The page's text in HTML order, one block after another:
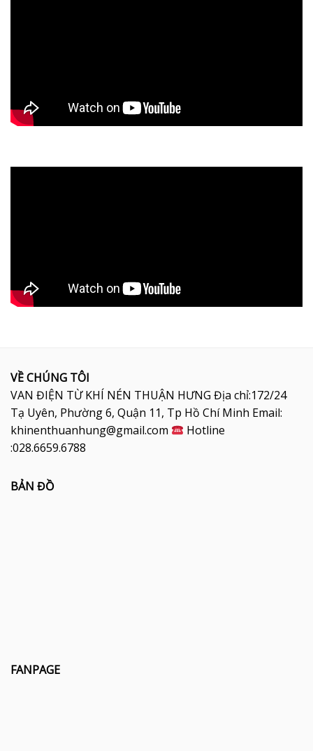
VỀ CHÚNG TÔI
VAN ĐIỆN TỪ KHÍ NÉN THUẬN HƯNG Địa chỉ:172/24
Tạ Uyên, Phường 6, Quận 11, Tp Hồ Chí Minh Email:
khinenthuanhung@gmail.com
Hotline
:028.6659.6788
BẢN ĐỒ
FANPAGE